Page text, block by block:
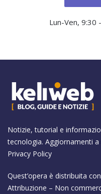
Lun-Ven, 9:30
Notizie, tutorial e
tecnologia. Aggiornamenti a
Privacy Policy
Quest’opera è distribuita
Attribuzione – Non